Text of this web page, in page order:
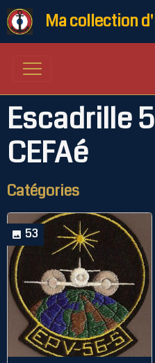
Ma collection
Escadrille
CEFAé
Catégories
53